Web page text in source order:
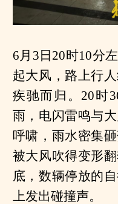
6月3日20时10分
起大风，路上行
疾驰而归。20时
雨，电闪雷鸣与
呼啸，雨水密集
被大风吹得变形
底，数辆停放的
上发出碰撞声。